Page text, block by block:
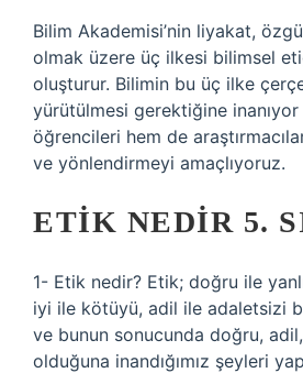
Bilim Akademisi’nin liyakat,
olmak üzere üç ilkesi bilimsel
oluşturur. Bilimin bu üç ilke
yürütülmesi gerektiğine
öğrencileri hem de
ve yönlendirmeyi amaçlıyoruz.
ETIK NEDIR 5.
1- Etik nedir? Etik; doğru ile
iyi ile kötüyü, adil ile adaletsizi
ve bunun sonucunda doğru,
olduğuna inandığımız şeyleri